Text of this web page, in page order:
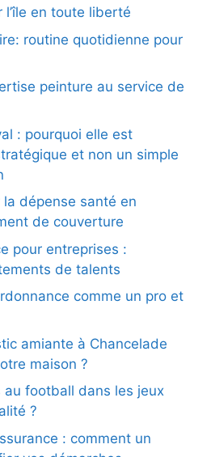
en toute liberté
routine quotidienne pour
peinture au service de
: pourquoi elle est
et non un simple
dépense santé en
de couverture
pour entreprises :
de talents
comme un pro et
amiante à Chancelade
maison ?
au football dans les jeux
?
: comment un